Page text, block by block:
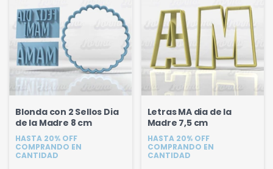
Blonda con 2 Sellos Dia
de la Madre 8 cm
HASTA 20% OFF
COMPRANDO EN
CANTIDAD
Letras MA dia de la
Madre 7,5 cm
HASTA 20% OFF
COMPRANDO EN
CANTIDAD